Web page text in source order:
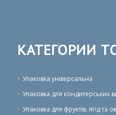
КАТЕГОРИИ
Упаковка універсальна
Упаковка для кондитерських
Упаковка для фруктів, ягід та